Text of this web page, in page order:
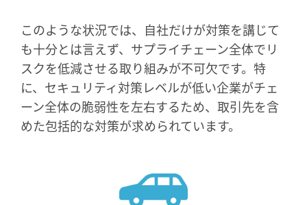
このような状況では、自社だけが対策を講じて
も十分とは言えず、サプライチェーン全体でリ
スクを低減させる取り組みが不可欠です。特
に、セキュリティ対策レベルが低い企業がチェ
ーン全体の脆弱性を左右するため、取引先を含
めた包括的な対策が求められています。